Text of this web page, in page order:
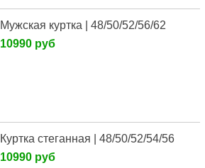
Мужская куртка | 48/50/52/56/62
10990 руб
Куртка стеганная | 48/50/52/54/56
10990 руб